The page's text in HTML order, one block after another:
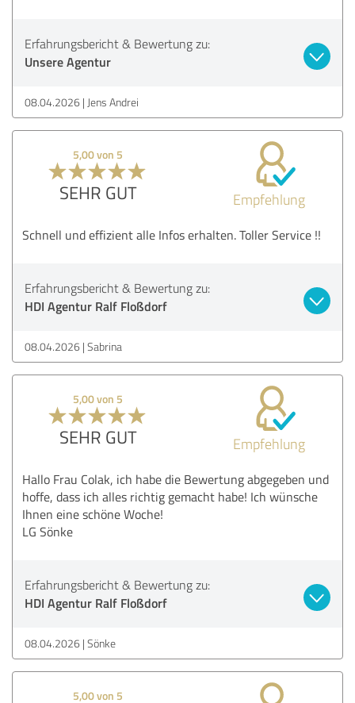
Erfahrungsbericht & Bewertung zu:
Unsere Agentur
08.04.2026 Jens Andrei
5,00 von 5
SEHR GUT Empfehlung
Schnell und effizient alle Infos erhalten. Toller Service !!
Erfahrungsbericht & Bewertung zu:
HDI Agentur Ralf Floßdorf
08.04.2026 Sabrina
5,00 von 5
SEHR GUT Empfehlung
Hallo Frau Colak, ich habe die Bewertung abgegeben und
hoffe, dass ich alles richtig gemacht habe! Ich wünsche
Ihnen eine schöne Woche!
LG Sönke
Erfahrungsbericht & Bewertung zu:
HDI Agentur Ralf Floßdorf
08.04.2026 Sönke
5,00 von 5